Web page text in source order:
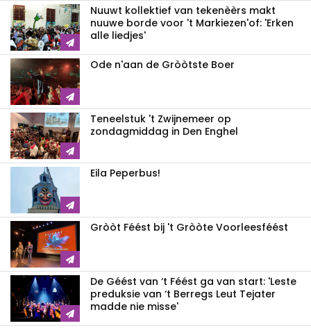
Nuuwt kollektief van tekenèèrs makt
nuuwe borde voor 't Markiezen'of: 'Erken
alle liedjes'
Ode n'aan de Gròòtste Boer
Teneelstuk 't Zwijnemeer op
zondagmiddag in Den Enghel
Eila Peperbus!
Gròòt Féést bij 't Gròòte Voorleesféést
De Géést van ‘t Féést ga van start: 'Leste
preduksie van ‘t Berregs Leut Tejater
madde nie misse'